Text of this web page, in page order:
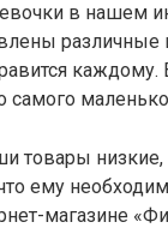
в нашем
самого
товары низкие,
ему
магазине